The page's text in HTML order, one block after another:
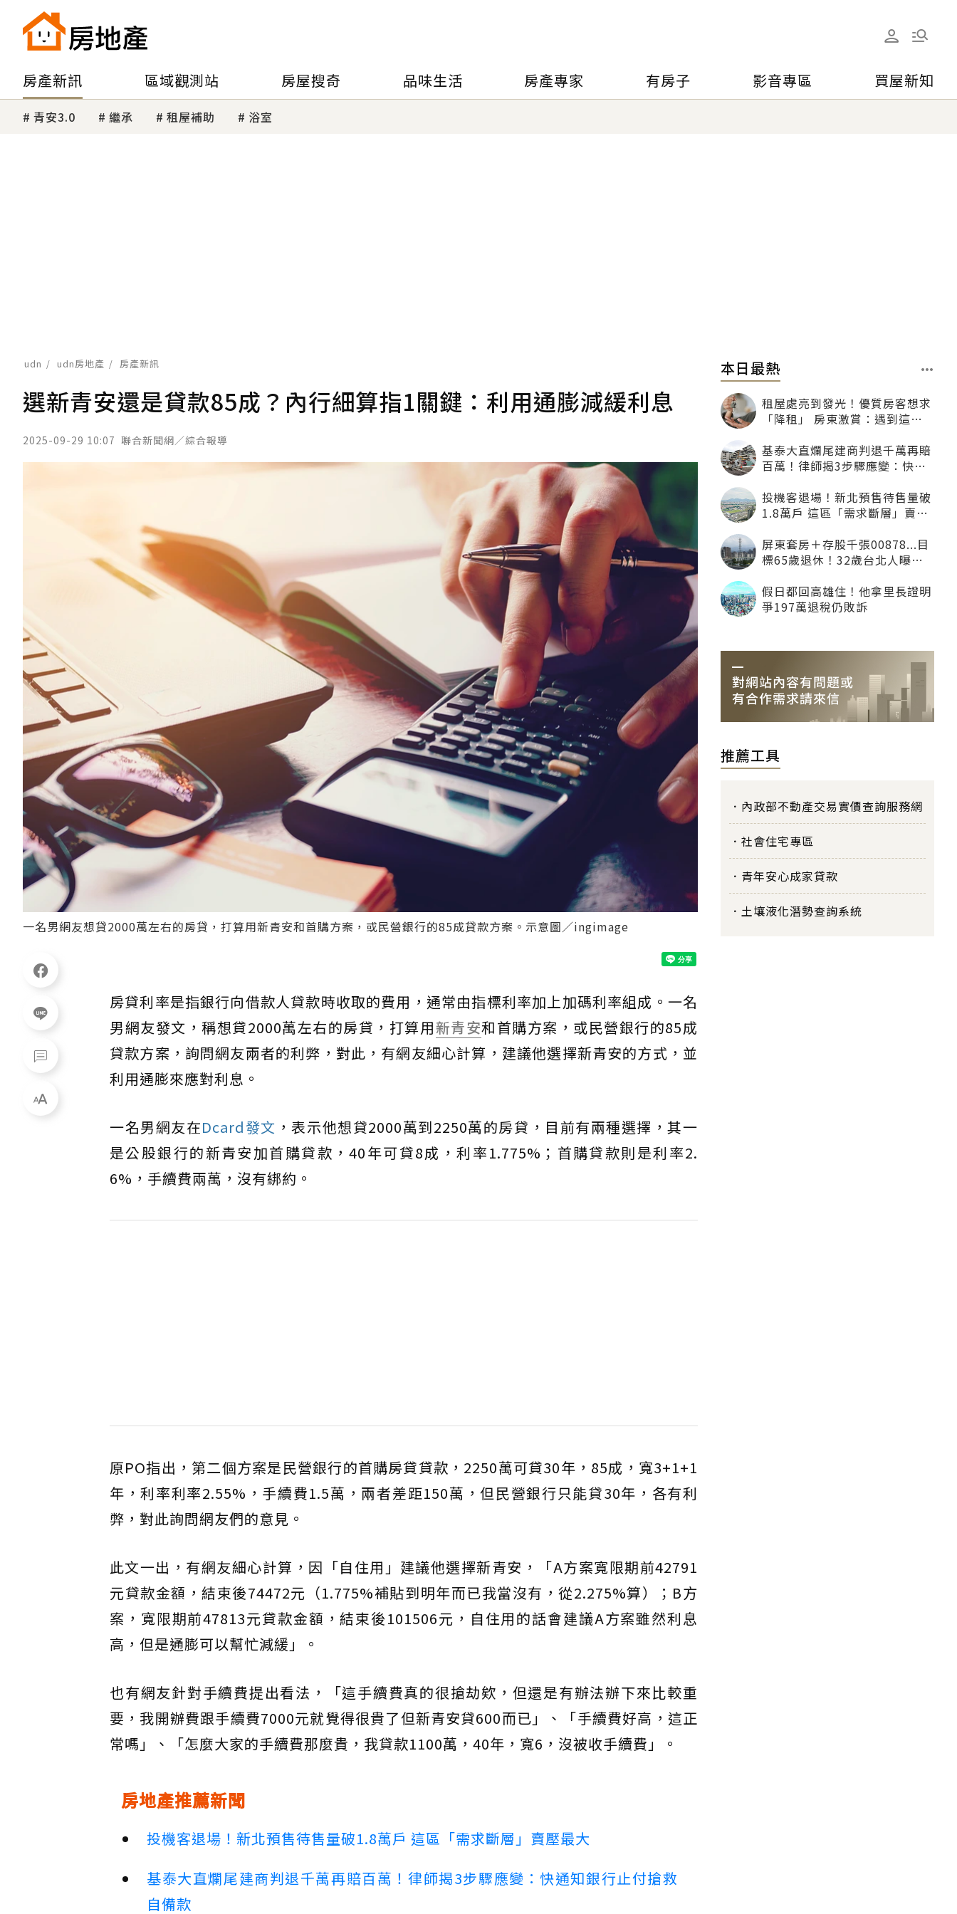
房產新訊 區域觀測站 房屋搜奇 品味生活 房產專家 有房子 影音專區 買屋新知
青安3.0 繼承 租屋補助 浴室
udn udn房地產 房產新訊
選新青安還是貸款85成？內行細算指1關鍵：利用通膨減緩利息
2025-09-29 10:07 聯合新聞網／綜合報導
一名男網友想貸2000萬左右的房貸，打算用新青安和首購方案，或民營銀行的85成貸款方案。示意圖／ingimage
房貸利率是指銀行向借款人貸款時收取的費用，通常由指標利率加上加碼利率組成。一名
男網友發文，稱想貸2000萬左右的房貸，打算用新青安和首購方案，或民營銀行的85成
貸款方案，詢問網友兩者的利弊，對此，有網友細心計算，建議他選擇新青安的方式，並
利用通膨來應對利息。
一名男網友在Dcard發文 ，表示他想貸2000萬到2250萬的房貸，目前有兩種選擇，其一
是公股銀行的新青安加首購貸款，40年可貸8成，利率1.775%；首購貸款則是利率2.
6%，手續費兩萬，沒有綁約。
原PO指出，第二個方案是民營銀行的首購房貸貸款，2250萬可貸30年，85成，寬3+1+1
年，利率利率2.55%，手續費1.5萬，兩者差距150萬，但民營銀行只能貸30年，各有利
弊，對此詢問網友們的意見。
此文一出，有網友細心計算，因「自住用」建議他選擇新青安，「A方案寬限期前42791
元貸款金額，結束後74472元（1.775%補貼到明年而已我當沒有，從2.275%算）；B方
案，寬限期前47813元貸款金額，結束後101506元，自住用的話會建議A方案雖然利息
高，但是通膨可以幫忙減緩」。
也有網友針對手續費提出看法，「這手續費真的很搶劫欸，但還是有辦法辦下來比較重
要，我開辦費跟手續費7000元就覺得很貴了但新青安貸600而已」、「手續費好高，這正
常嗎」、「怎麼大家的手續費那麼貴，我貸款1100萬，40年，寬6，沒被收手續費」。
房地產推薦新聞
投機客退場！新北預售待售量破1.8萬戶 這區「需求斷層」賣壓最大
基泰大直爛尾建商判退千萬再賠百萬！律師揭3步驟應變：快通知銀行止付搶救
自備款
本日最熱
租屋處亮到發光！優質房客想求
「降租」 房東激賞：遇到這種
基泰大直爛尾建商判退千萬再賠
百萬！律師揭3步驟應變：快通
投機客退場！新北預售待售量破
1.8萬戶 這區「需求斷層」賣壓
屏東套房＋存股千張00878...目
標65歲退休！32歲台北人曝：
假日都回高雄住！他拿里長證明
爭197萬退稅仍敗訴
推薦工具
內政部不動產交易實價查詢服務網
社會住宅專區
青年安心成家貸款
土壤液化潛勢查詢系統